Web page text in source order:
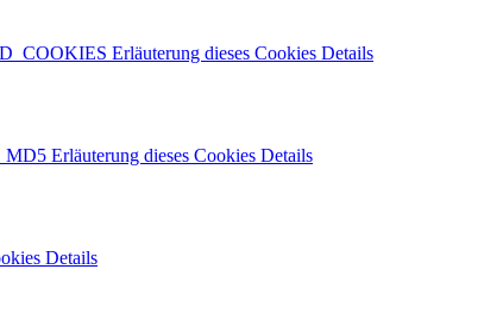
Erläuterung dieses Cookies Details
Erläuterung dieses Cookies Details
Details